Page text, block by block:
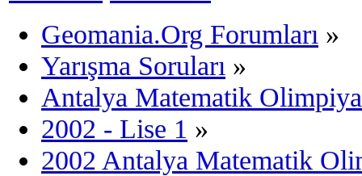
Geomania.Org Forumları »
Yarışma Soruları »
Antalya Matematik
2002 - Lise 1 »
2002 Antalya Matematik